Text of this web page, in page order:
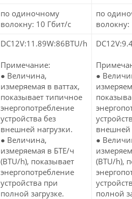
по одиночному
волокну: 10 Гбит/с
по
волокну:
DC12V:11.89W:86BTU/h
Примечание:
● Величина,
измеряемая в ваттах,
показывает типичное
энергопотребление
устройства без
внешней нагрузки.
● Величина,
измеряемая в БТЕ/ч
(BTU/h), показывает
энергопотребление
устройства при
полной загрузке.
●
внешней
●
(BTU/h),
полной